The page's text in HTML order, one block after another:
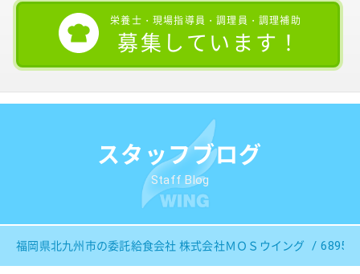
栄養士・現場指導員・調理員・調理補助
募集しています！
スタッフブログ
Staff Blog
福岡県北九州市の委託給食会社 株式会社ＭＯＳウイング